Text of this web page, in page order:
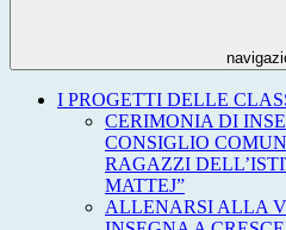
I PROGETTI DELLE
CERIMONIA DI
CONSIGLIO
RAGAZZI
MATTEJ”
ALLENARSI ALLA